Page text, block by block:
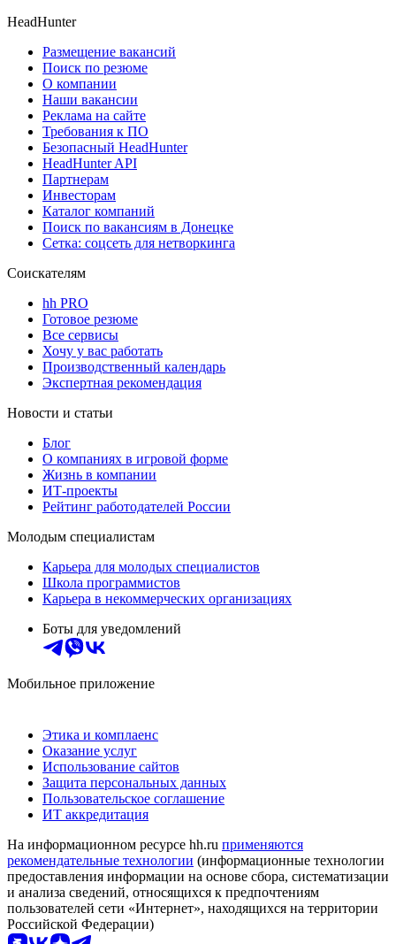
HeadHunter
Размещение вакансий
Поиск по резюме
О компании
Наши вакансии
Реклама на сайте
Требования к ПО
Безопасный HeadHunter
HeadHunter API
Партнерам
Инвесторам
Каталог компаний
Поиск по вакансиям в Донецке
Сетка: соцсеть для нетворкинга
Соискателям
hh PRO
Готовое резюме
Все сервисы
Хочу у вас работать
Производственный календарь
Экспертная рекомендация
Новости и статьи
Блог
О компаниях в игровой форме
Жизнь в компании
ИТ-проекты
Рейтинг работодателей России
Молодым специалистам
Карьера для молодых специалистов
Школа программистов
Карьера в некоммерческих организациях
Боты для уведомлений
Мобильное приложение
Этика и комплаенс
Оказание услуг
Использование сайтов
Защита персональных данных
Пользовательское соглашение
ИТ аккредитация
На информационном ресурсе hh.ru применяются
рекомендательные технологии (информационные технологии
предоставления информации на основе сбора, систематизации
и анализа сведений, относящихся к предпочтениям
пользователей сети «Интернет», находящихся на территории
Российской Федерации)